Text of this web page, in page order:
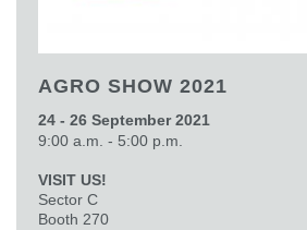
AGRO SHOW 2021
24 - 26 September 2021
9:00 a.m. - 5:00 p.m.
VISIT US!
Sector C
Booth 270